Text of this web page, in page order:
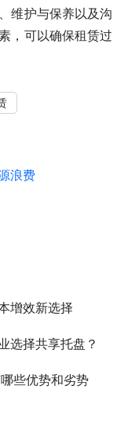
维护与保养以及沟
，可以确保租赁过
浪费
增效新选择
选择共享托盘？
些优势和劣势